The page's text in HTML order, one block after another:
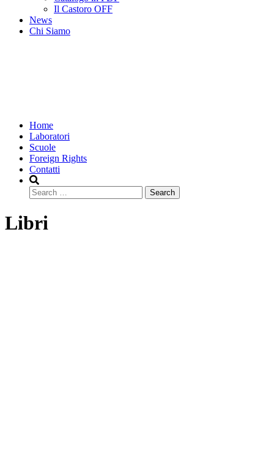
Il Castoro OFF
News
Chi Siamo
Home
Laboratori
Scuole
Foreign Rights
Contatti
Search
Libri